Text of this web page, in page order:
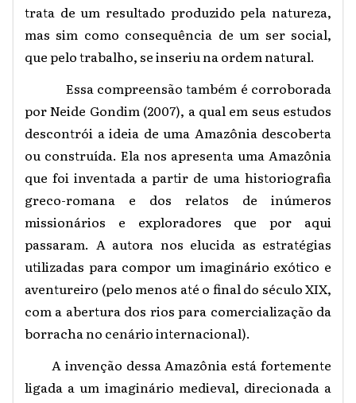
trata de um resultado produzido pela natureza,
mas sim como consequência de um ser social,
que pelo trabalho, se inseriu na ordem natural.
Essa compreensão também é corroborada
por Neide Gondim (2007), a qual em seus estudos
descontrói a ideia de uma Amazônia descoberta
ou construída. Ela nos apresenta uma Amazônia
que foi inventada a partir de uma historiografia
greco-romana e dos relatos de inúmeros
missionários e exploradores que por aqui
passaram. A autora nos elucida as estratégias
utilizadas para compor um imaginário exótico e
aventureiro (pelo menos até o final do século XIX,
com a abertura dos rios para comercialização da
borracha no cenário internacional).
A invenção dessa Amazônia está fortemente
ligada a um imaginário medieval, direcionada a